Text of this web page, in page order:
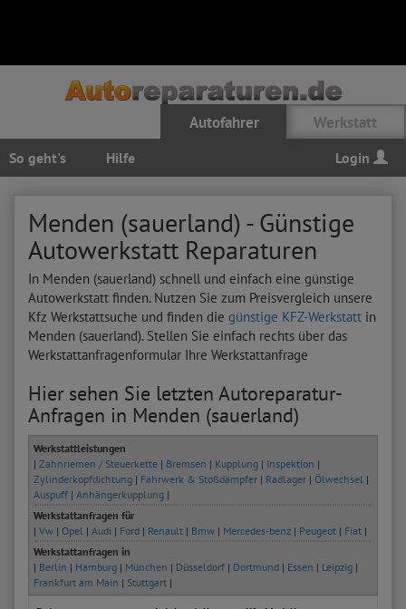
Autofahrer Werkstatt
So geht's Hilfe Login
Menden (sauerland) - Günstige
Autowerkstatt Reparaturen
In Menden (sauerland) schnell und einfach eine günstige
Autowerkstatt finden. Nutzen Sie zum Preisvergleich unsere
Kfz Werkstattsuche und finden die günstige KFZ-Werkstatt in
Menden (sauerland). Stellen Sie einfach rechts über das
Werkstattanfragenformular Ihre Werkstattanfrage
Hier sehen Sie letzten Autoreparatur-
Anfragen in Menden (sauerland)
Werkstattleistungen
| Zahnriemen / Steuerkette | Bremsen | Kupplung | Inspektion |
Zylinderkopfdichtung | Fahrwerk & Stoßdämpfer | Radlager | Ölwechsel |
Auspuff | Anhängerkupplung |
Werkstattanfragen für
| Vw | Opel | Audi | Ford | Renault | Bmw | Mercedes-benz | Peugeot | Fiat |
Werkstattanfragen in
| Berlin | Hamburg | München | Düsseldorf | Dortmund | Essen | Leipzig |
Frankfurt am Main | Stuttgart |